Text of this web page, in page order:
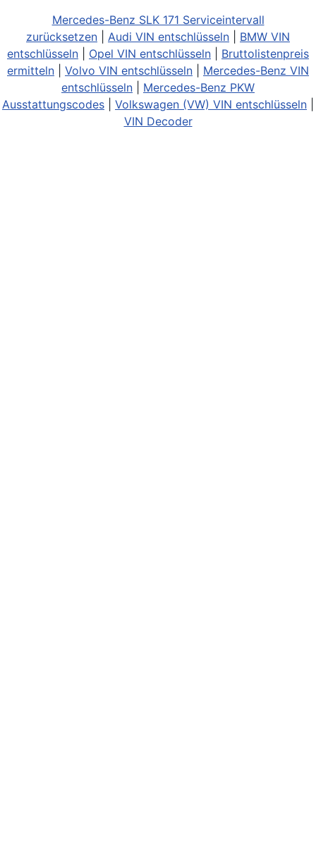
Mercedes-Benz SLK 171 Serviceintervall
zurücksetzen
Audi VIN entschlüsseln
BMW VIN
entschlüsseln
Opel VIN entschlüsseln
Bruttolistenpreis
ermitteln
Volvo VIN entschlüsseln
Mercedes-Benz VIN
entschlüsseln
Mercedes-Benz PKW
Ausstattungscodes
Volkswagen (VW) VIN entschlüsseln
VIN Decoder